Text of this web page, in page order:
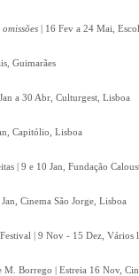
| 16 Fev a 24 Mai,
Guimarães
a 30 Abr, Culturgest, Lisboa
Capitólio, Lisboa
| 9 e 10 Jan, Fundação
Cinema São Jorge, Lisboa
| 9 Nov - 15 Dez, Vários
Borrego | Estreia 16 Nov,